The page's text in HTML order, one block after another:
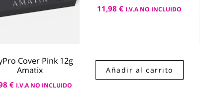
Cover Pink 12g
Amatix
€ I.V.A NO INCLUIDO
11,98€ I.V.A NO INCLUIDO
Añadir al carrito